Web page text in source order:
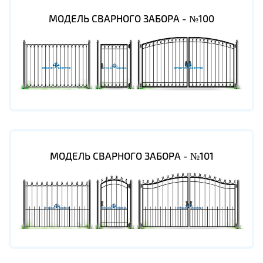
МОДЕЛЬ СВАРНОГО ЗАБОРА - №100
МОДЕЛЬ СВАРНОГО ЗАБОРА - №101